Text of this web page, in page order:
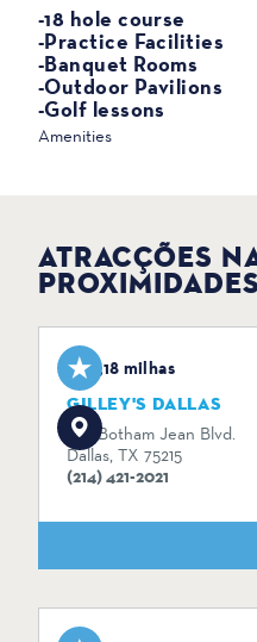
DESPORTO
Amenities
-18 hole course
-Practice Facilities
-Banquet Rooms
-Outdoor Pavilions
-Golf lessons
ATRACÇÕES
PROXIMIDADES
3,18 milhas
GILLEY'S DALLAS
1135 Botham Jean Blvd.
Dallas, TX 75215
(214) 421-2021